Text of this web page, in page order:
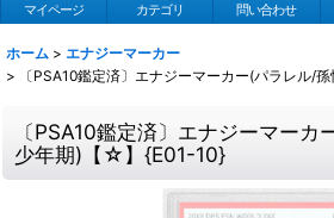
マイページ カテゴリ 問い合わせ
ホーム > エナジーマーカー
>
〔PSA10鑑定済〕エナジーマーカー(パラレル/
〔PSA10鑑定済〕エナジーマーカ
少年期)【☆】{E01-10}